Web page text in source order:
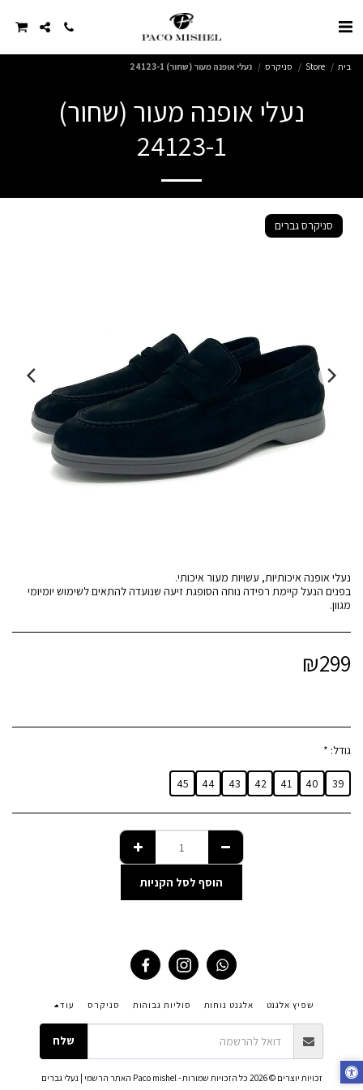
בית Store סניקרס נעלי אופנה מעור (שחור) 24123-1
נעלי אופנה מעור (שחור)
24123-1
סניקרס גברים
בפנים הנעל קיימת רפידה נוחה הסופגת זיעה שנועדה להתאים לשימוש יומיומי
מגוון.
₪299
גודל: *
39
40
41
42
43
44
45
הוסף לסל הקניות
שפיץ אלגנט אלגנט נוחות סוליות גבוהות סניקרס עוד
שלח
זכויות יוצרים © 2026 כל הזכויות שמורות -
Paco mishel האתר הרשמי | נעלי גברים